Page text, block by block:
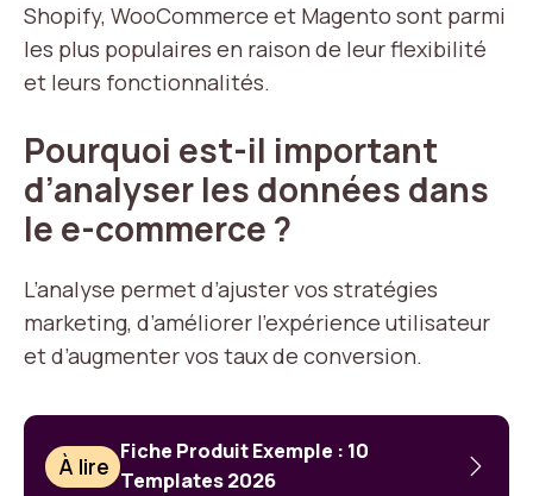
Shopify, WooCommerce et Magento sont parmi
les plus populaires en raison de leur flexibilité
et leurs fonctionnalités.
Pourquoi est-il important
d’analyser les données dans
le e-commerce ?
L’analyse permet d’ajuster vos stratégies
marketing, d’améliorer l’expérience utilisateur
et d’augmenter vos taux de conversion.
À lire
Fiche Produit Exemple : 10
Templates 2026